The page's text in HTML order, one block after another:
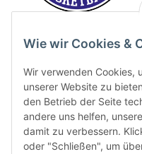
Wie wir Cookies &
Wir verwenden Cookies,
unserer Website zu
den Betrieb der Seite
andere uns helfen,
damit zu verbessern.
oder "Schließen", um